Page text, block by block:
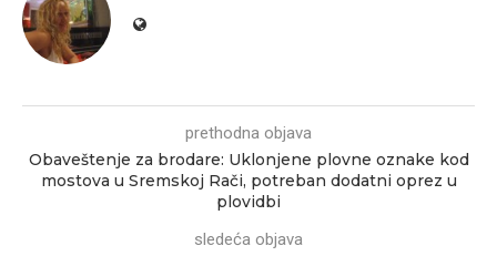
prethodna objava
Obaveštenje za brodare: Uklonjene plovne oznake kod
mostova u Sremskoj Rači, potreban dodatni oprez u
plovidbi
sledeća objava